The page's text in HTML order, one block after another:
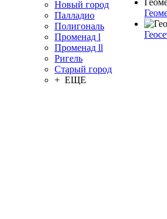
Новый город
Палладио
Полигональ
Променад l
Променад ll
Ригель
Старый город
+ ЕЩЕ